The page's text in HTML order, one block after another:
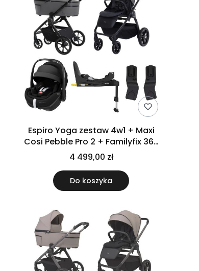
Espiro Yoga zestaw 4w1 + Maxi
Cosi Pebble Pro 2 + Familyfix 360
Pro | 117 Grey Zen
4 499,00 zł
Do koszyka